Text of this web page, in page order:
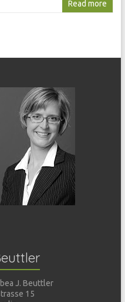
Read more
J. Beuttler
15